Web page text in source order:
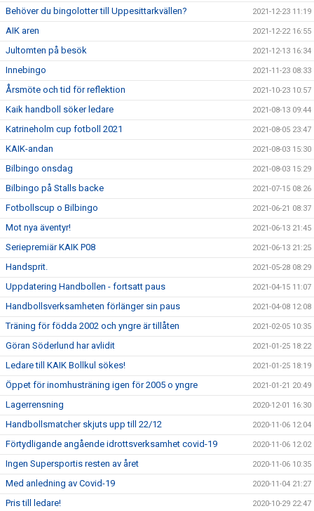
Behöver du bingolotter till Uppesittarkvällen? 2021-12-23 11:19
AIK aren 2021-12-22 16:55
Jultomten på besök 2021-12-13 16:34
Innebingo 2021-11-23 08:33
Årsmöte och tid för reflektion 2021-10-23 10:57
Kaik handboll söker ledare 2021-08-13 09:44
Katrineholm cup fotboll 2021 2021-08-05 23:47
KAIK-andan 2021-08-03 15:30
Bilbingo onsdag 2021-08-03 15:29
Bilbingo på Stalls backe 2021-07-15 08:26
Fotbollscup o Bilbingo 2021-06-21 08:37
Mot nya äventyr! 2021-06-13 21:45
Seriepremiär KAIK P08 2021-06-13 21:25
Handsprit. 2021-05-28 08:29
Uppdatering Handbollen - fortsatt paus 2021-04-15 11:07
Handbollsverksamheten förlänger sin paus 2021-04-08 12:08
Träning för födda 2002 och yngre är tillåten 2021-02-05 10:35
Göran Söderlund har avlidit 2021-01-25 18:22
Ledare till KAIK Bollkul sökes! 2021-01-25 18:19
Öppet för inomhusträning igen för 2005 o yngre 2021-01-21 20:49
Lagerrensning 2020-12-01 16:30
Handbollsmatcher skjuts upp till 22/12 2020-11-06 12:04
Förtydligande angående idrottsverksamhet covid-19 2020-11-06 12:02
Ingen Supersportis resten av året 2020-11-06 10:35
Med anledning av Covid-19 2020-11-04 21:27
Pris till ledare! 2020-10-29 22:47